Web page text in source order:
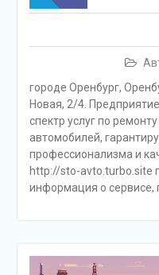
городе Оренбург,
Новая, 2/4.
спектр услуг по
автомобилей,
профессионализма и
http://sto-avto.turbo.site
информация о сервисе,